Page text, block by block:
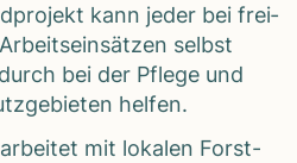
kann jeder bei frei­
selbst
bei der Pflege und
hel­fen.
mit loka­len Forst-